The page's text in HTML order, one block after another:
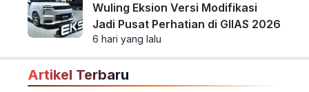
Wuling Eksion Versi Modifikasi
Jadi Pusat Perhatian di GIIAS 2026
6 hari yang lalu
Artikel Terbaru